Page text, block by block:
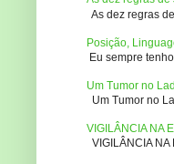
As dez regras
Posição,
Eu sempre
Um Tumor no
Um Tumor no
VIGILÂNCIA NA
VIGILÂNCIA